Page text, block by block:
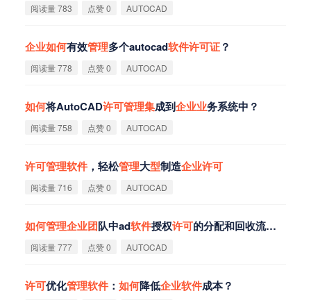
阅读量 783 点赞 0 AUTOCAD
企业如何有效管理多个autocad软件许可证？
阅读量 778 点赞 0 AUTOCAD
如何将AutoCAD许可管理集成到企业业务系统中？
阅读量 758 点赞 0 AUTOCAD
许可管理软件 ，轻松管理大型制造企业许可
阅读量 716 点赞 0 AUTOCAD
如何管理企业团队中ad软件授权许可的分配和回收流程？
阅读量 777 点赞 0 AUTOCAD
许可优化管理软件 ： 如何降低企业软件成本？